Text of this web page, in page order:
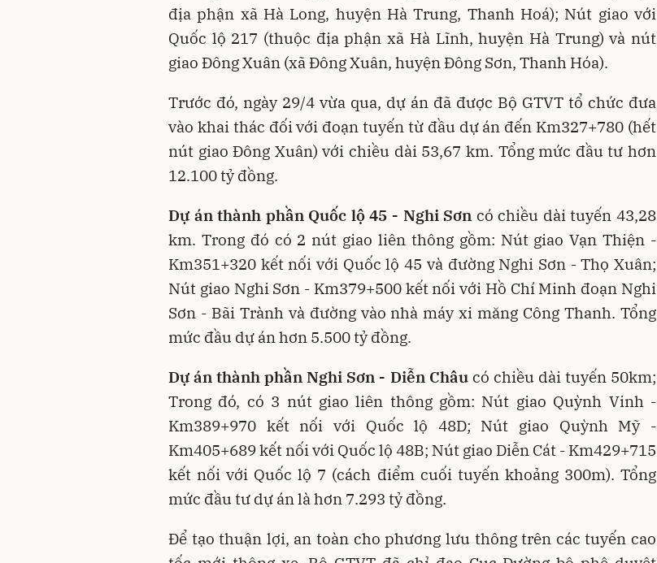
địa phận xã Hà Long, huyện Hà Trung, Thanh Hoá); Nút giao với
Quốc lộ 217 (thuộc địa phận xã Hà Lĩnh, huyện Hà Trung) và nút
giao Đông Xuân (xã Đông Xuân, huyện Đông Sơn, Thanh Hóa).
Trước đó, ngày 29/4 vừa qua, dự án đã được Bộ GTVT tổ chức đưa
vào khai thác đối với đoạn tuyến từ đầu dự án đến Km327+780 (hết
nút giao Đông Xuân) với chiều dài 53,67 km. Tổng mức đầu tư hơn
12.100 tỷ đồng.
Dự án thành phần Quốc lộ 45 - Nghi Sơn có chiều dài tuyến 43,28
km. Trong đó có 2 nút giao liên thông gồm: Nút giao Vạn Thiện -
Km351+320 kết nối với Quốc lộ 45 và đường Nghi Sơn - Thọ Xuân;
Nút giao Nghi Sơn - Km379+500 kết nối với Hồ Chí Minh đoạn Nghi
Sơn - Bãi Trành và đường vào nhà máy xi măng Công Thanh. Tổng
mức đầu dự án hơn 5.500 tỷ đồng.
Dự án thành phần Nghi Sơn - Diễn Châucó chiều dài tuyến 50km;
Trong đó, có 3 nút giao liên thông gồm: Nút giao Quỳnh Vinh -
Km389+970 kết nối với Quốc lộ 48D; Nút giao Quỳnh Mỹ -
Km405+689 kết nối với Quốc lộ 48B; Nút giao Diễn Cát - Km429+715
kết nối với Quốc lộ 7 (cách điểm cuối tuyến khoảng 300m). Tổng
mức đầu tư dự án là hơn 7.293 tỷ đồng.
Để tạo thuận lợi, an toàn cho phương lưu thông trên các tuyến cao